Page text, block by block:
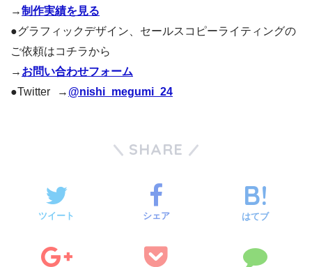
→制作実績を見る
●グラフィックデザイン、セールスコピーライティングの
ご依頼はコチラから
→ お問い合わせフォーム
●Twitter → @nishi_megumi_24
SHARE
ツイート シェア はてブ